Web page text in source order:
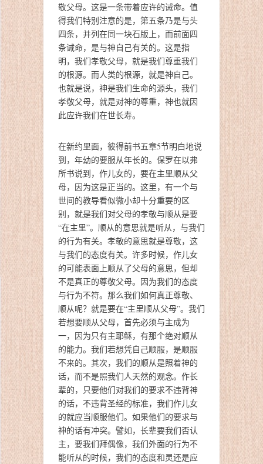
敬父母。这是一条带着应许的诫命。值
得我们特别注意的是，第五条乃是与头
四条，并列在同一块石版上，而前面四
条诫命，是与神自己有关的。这是指
明，我们孝敬父母，就是我们尊重我们
的根源。而人类的根源，就是神自己。
也就是说，神是我们生命的源头，我们
孝敬父母，就是对神的尊重，神也就因
此应许我们在世长寿。
在新约里面，彼得前书五章5节明白地说
到，年幼的要服从年长的。保罗在以弗
所书说到，作儿女的，要在主里顺从父
母，因为这是正当的。这里，有一个与
世间的教导看似微小却十分重要的区
别，就是我们对父母的孝敬与顺从是要
“在主里”。顺从的意思就是听从，与我们
的行为有关。孝敬的意思就是尊敬，这
与我们的态度有关。许多时候，作儿女
的可能表面上顺从了父母的意思，但却
不是真正的尊敬父母。因为我们的态度
与行为不符。那么我们如何真正尊敬、
顺从呢？就是要在“主里顺从父母”。我们
若想要顺从父母，首先必须与主成为
一，因为只有主耶稣，有那个绝对顺从
的能力。我们若想凭自己顺服，是顺服
不来的。其次，我们的顺从是照着神的
话，而不是照我们人天然的观念。作长
辈的，只要他们对我们的要求不违背神
的话，不违背圣经的标准，我们作儿女
的就应当顺服他们。如果他们的要求与
神的话有冲突。譬如，长辈要我们否认
主，要我们拜偶像，我们外面的行为不
能听从的时候，我们的态度和灵还是应